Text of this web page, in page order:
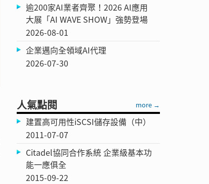
逾200家AI業者齊聚！2026 AI應用
大展「AI WAVE SHOW」強勢登場
2026-08-01
企業邁向全領域AI代理
2026-07-30
人氣點閱 more →
建置高可用性iSCSI儲存設備（中）
2011-07-07
Citadel協同合作系統 企業級基本功
能一應俱全
2015-09-22